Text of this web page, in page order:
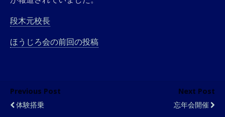
段木元校長
ほうじろ会の前回の投稿
Previous Post
体験搭乗
Next Post
忘年会開催